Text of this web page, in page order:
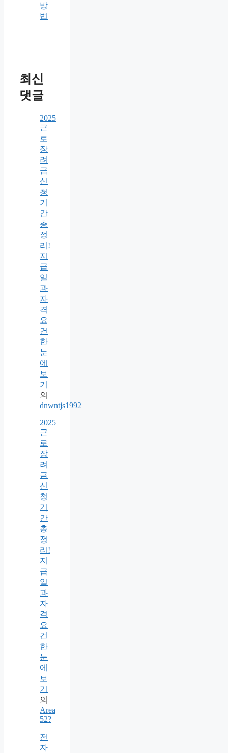
방
법
최신
댓글
2025
근
로
장
려
금
신
청
기
간
총
정
리!
지
급
일
과
자
격
요
건
한
눈
에
보
기
의
dnwntjs1992
2025
근
로
장
려
금
신
청
기
간
총
정
리!
지
급
일
과
자
격
요
건
한
눈
에
보
기
의
Area
52?
전
자